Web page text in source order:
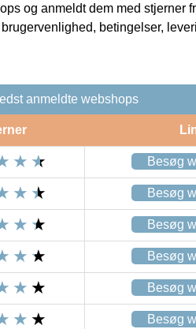
og anmeldt dem med stjerner
betingelser,
anmeldte webshops
Besøg
Besøg
Besøg
Besøg
Besøg
Besøg